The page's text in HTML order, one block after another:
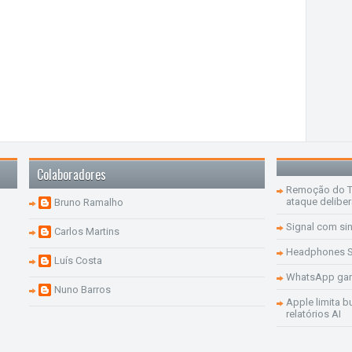
Colaboradores
Bruno Ramalho
Carlos Martins
Luís Costa
Nuno Barros
Remoção do
ataque
Signal com
Headphones
WhatsApp
Apple limita
relatórios AI